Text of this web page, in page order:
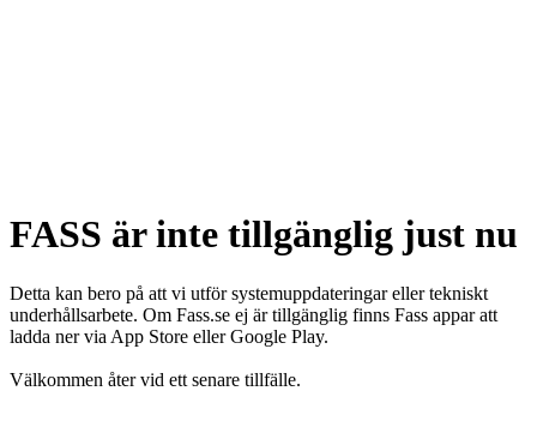
FASS är inte tillgänglig just nu
Detta kan bero på att vi utför systemuppdateringar eller tekniskt
underhållsarbete. Om Fass.se ej är tillgänglig finns Fass appar att
ladda ner via App Store eller Google Play.
Välkommen åter vid ett senare tillfälle.